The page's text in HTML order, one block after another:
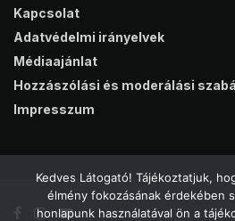
Kapcsolat
Adatvédelmi irányelvek
Médiaajánlat
Hozzászólási és moderálási
Impresszum
Kedves Látogató! Tájékoztatjuk,
élmény fokozásának érdekében
honlapunk használatával ön a